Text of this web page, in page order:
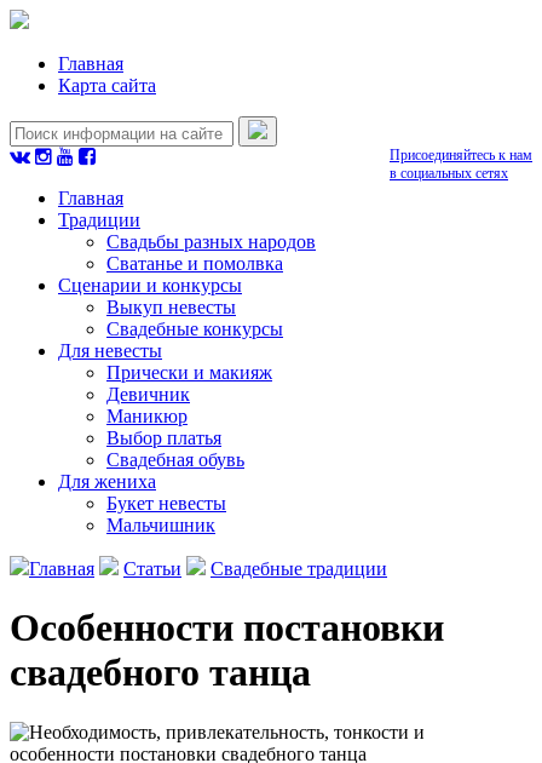
Главная
Карта сайта
Присоединяйтесь к нам
в социальных сетях
Главная
Традиции
Свадьбы разных народов
Сватанье и помолвка
Сценарии и конкурсы
Выкуп невесты
Свадебные конкурсы
Для невесты
Прически и макияж
Девичник
Маникюр
Выбор платья
Свадебная обувь
Для жениха
Букет невесты
Мальчишник
Главная Статьи Свадебные традиции
Особенности постановки
свадебного танца